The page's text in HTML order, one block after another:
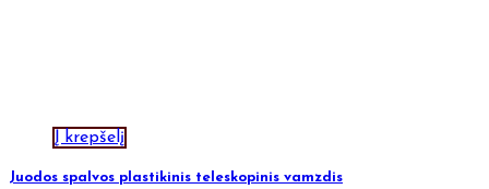
Į krepšelį
Juodos spalvos plastikinis teleskopinis vamzdis